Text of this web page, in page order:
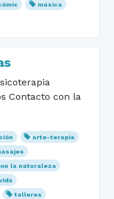
música
Contacto con la
arte-terapia
la naturaleza
talleres